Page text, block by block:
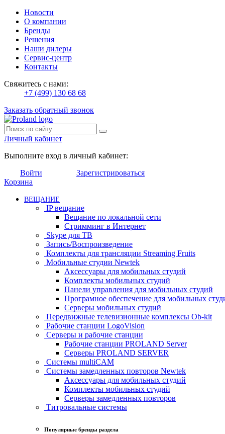
Новости
О компании
Бренды
Решения
Наши дилеры
Сервис-центр
Контакты
Свяжитесь с нами:
+7 (499) 130 68 68
Заказать обратный звонок
Личный кабинет
Выполните вход в личный кабинет:
Войти
Зарегистрироваться
Корзина
ВЕЩАНИЕ
IP вещание
Вещание по локальной сети
Стримминг в Интернет
Skype для ТВ
Запись/Воспроизведение
Комплекты для трансляции Streaming Fruits
Мобильные студии Newtek
Аксессуары для мобильных студий
Комплекты мобильных студий
Панели управления для мобильных студий
Програмное обеспечение для мобильных
Серверы мобильных студий
Передвижные телевизионные комплексы Ob-kit
Рабочие станции LogoVision
Серверы и рабочие станции
Рабочие станции PROLAND Server
Серверы PROLAND SERVER
Системы multiCAM
Системы замедленных повторов Newtek
Аксессуары для мобильных студий
Комплекты мобильных студий
Серверы замедленных повторов
Титровальные системы
Популярные бренды раздела